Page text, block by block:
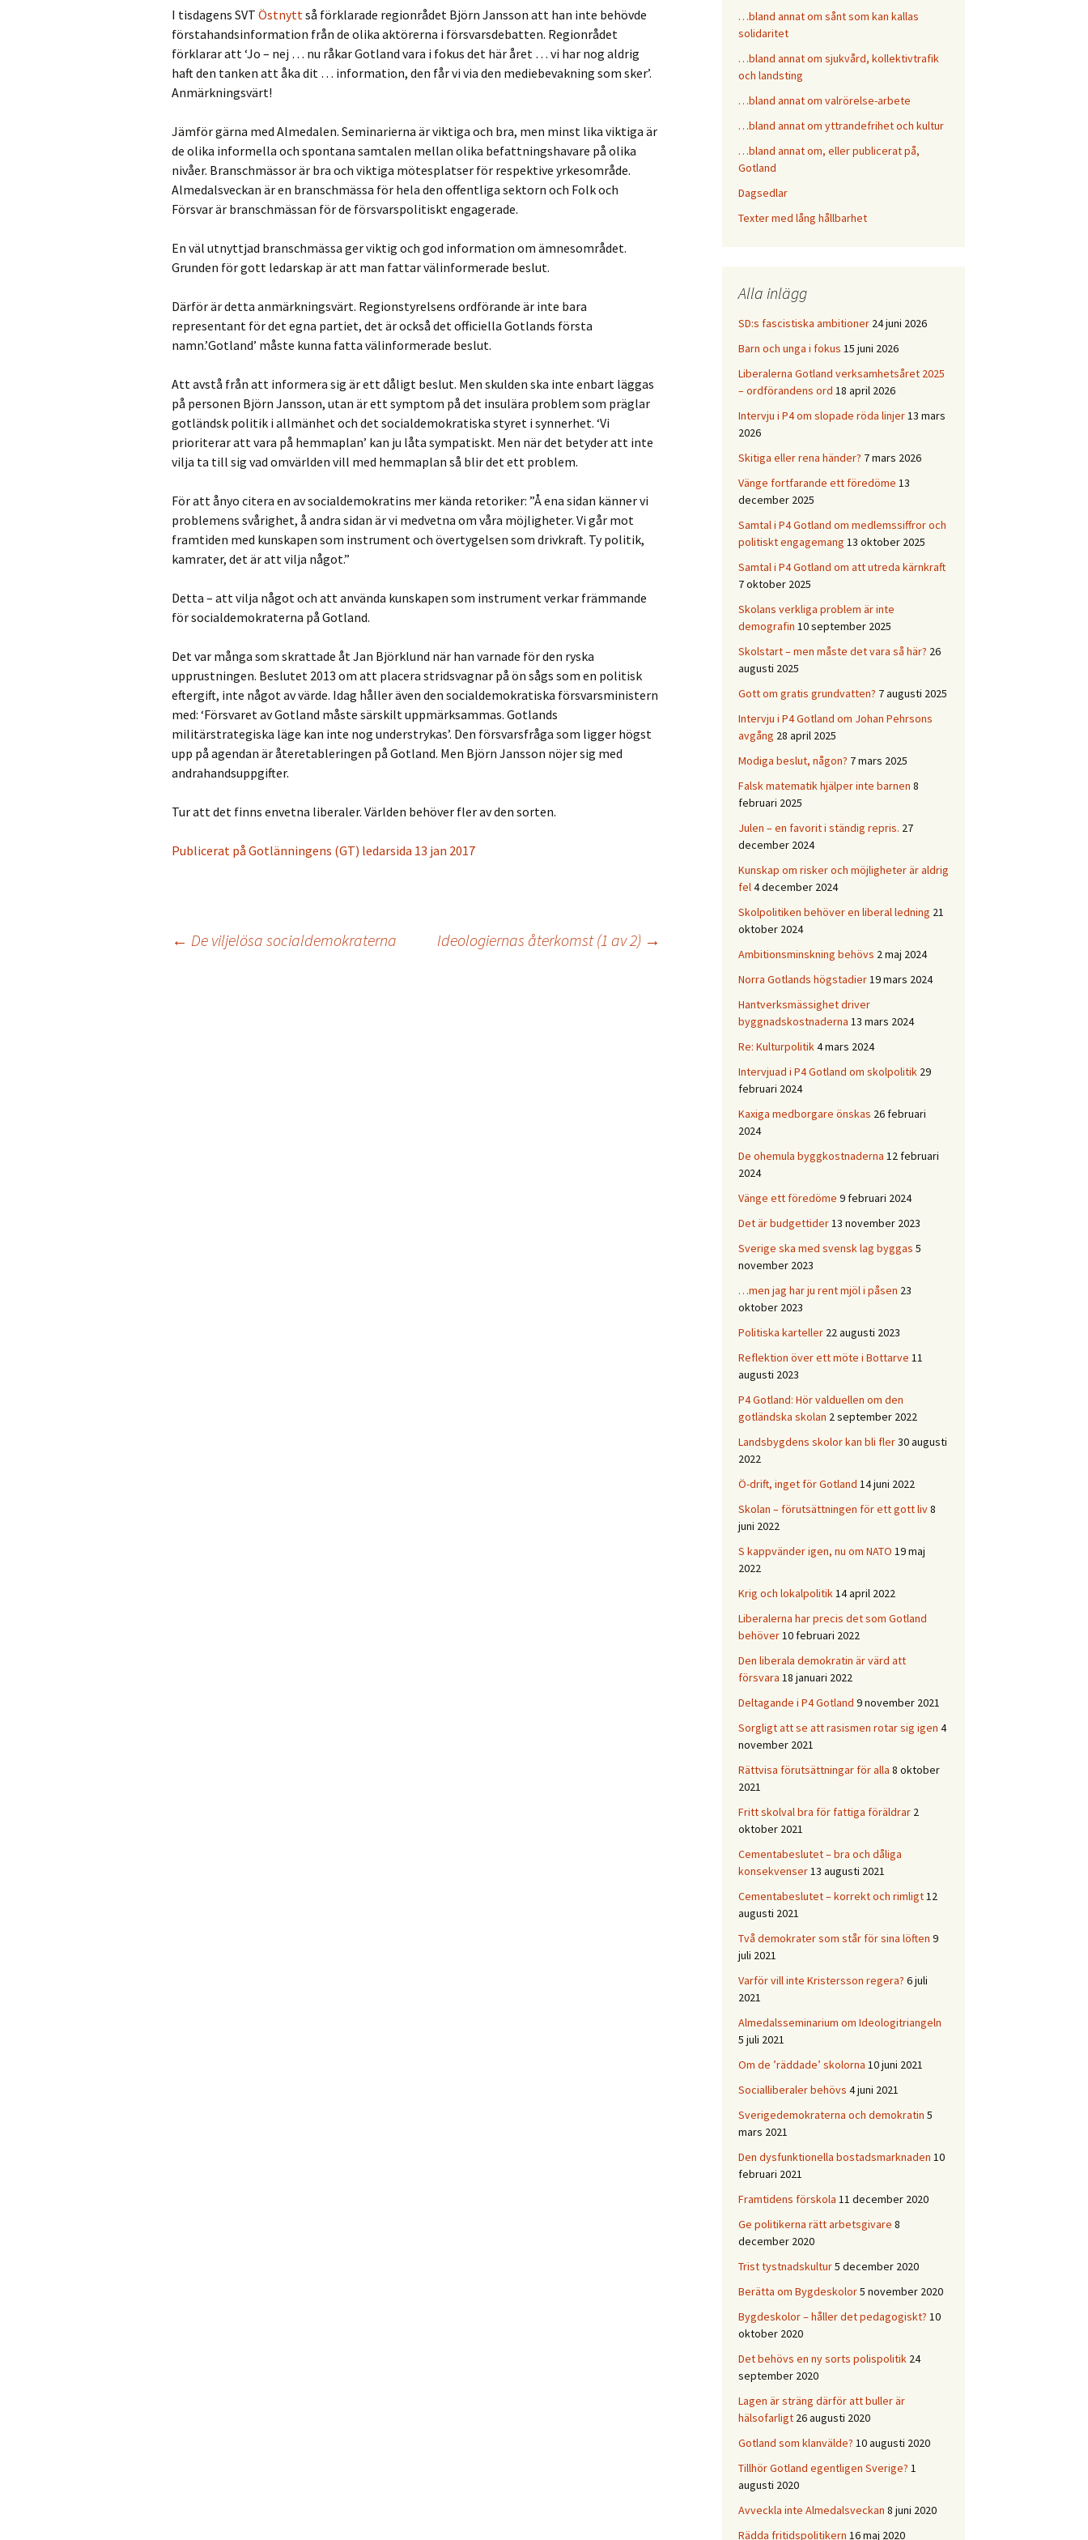
I tisdagens SVT Östnyttså förklarade regionrådet Björn Jansson att han inte behövde
förstahandsinformation från de olika aktörerna i försvarsdebatten. Regionrådet
förklarar att ‘Jo – nej … nu råkar Gotland vara i fokus det här året … vi har nog aldrig
haft den tanken att åka dit … information, den får vi via den mediebevakning som sker’.
Anmärkningsvärt!
Jämför gärna med Almedalen. Seminarierna är viktiga och bra, men minst lika viktiga är
de olika informella och spontana samtalen mellan olika befattningshavare på olika
nivåer. Branschmässor är bra och viktiga mötesplatser för respektive yrkesområde.
Almedalsveckan är en branschmässa för hela den offentliga sektorn och Folk och
Försvar är branschmässan för de försvarspolitiskt engagerade.
En väl utnyttjad branschmässa ger viktig och god information om ämnesområdet.
Grunden för gott ledarskap är att man fattar välinformerade beslut.
Därför är detta anmärkningsvärt. Regionstyrelsens ordförande är inte bara
representant för det egna partiet, det är också det officiella Gotlands första
namn.’Gotland’ måste kunna fatta välinformerade beslut.
Att avstå från att informera sig är ett dåligt beslut. Men skulden ska inte enbart läggas
på personen Björn Jansson, utan är ett symptom på det insulära problem som präglar
gotländsk politik i allmänhet och det socialdemokratiska styret i synnerhet. ‘Vi
prioriterar att vara på hemmaplan’ kan ju låta sympatiskt. Men när det betyder att inte
vilja ta till sig vad omvärlden vill med hemmaplan så blir det ett problem.
För att ånyo citera en av socialdemokratins mer kända retoriker: ”Å ena sidan känner vi
problemens svårighet, å andra sidan är vi medvetna om våra möjligheter. Vi går mot
framtiden med kunskapen som instrument och övertygelsen som drivkraft. Ty politik,
kamrater, det är att vilja något.”
Detta – att vilja något och att använda kunskapen som instrument verkar främmande
för socialdemokraterna på Gotland.
Det var många som skrattade åt Jan Björklund när han varnade för den ryska
upprustningen. Beslutet 2013 om att placera stridsvagnar på ön sågs som en politisk
eftergift, inte något av värde. Idag håller även den socialdemokratiska försvarsministern
med: ‘Försvaret av Gotland måste särskilt uppmärksammas. Gotlands
militärstrategiska läge kan inte nog understrykas’. Den försvarsfråga som ligger högst
upp på agendan är återetableringen på Gotland. Men Björn Jansson nöjer sig med
andrahandsuppgifter.
Tur att det finns envetna liberaler. Världen behöver fler av den sorten.
Publicerat på Gotlänningens (GT) ledarsida 13 jan 2017
← De viljelösa socialdemokraterna Ideologiernas återkomst (1 av 2) →
…bland annat om sånt som kan kallas
solidaritet
…bland annat om sjukvård, kollektivtrafik
och landsting
…bland annat om valrörelse-arbete
…bland annat om yttrandefrihet och kultur
…bland annat om, eller publicerat på,
Gotland
Dagsedlar
Texter med lång hållbarhet
Alla inlägg
SD:s fascistiska ambitioner 24 juni 2026
Barn och unga i fokus 15 juni 2026
Liberalerna Gotland verksamhetsåret 2025
– ordförandens ord 18 april 2026
Intervju i P4 om slopade röda linjer13 mars
2026
Skitiga eller rena händer? 7 mars 2026
Vänge fortfarande ett föredöme 13
december 2025
Samtal i P4 Gotland om medlemssiffror och
politiskt engagemang 13 oktober 2025
Samtal i P4 Gotland om att utreda kärnkraft
7 oktober 2025
Skolans verkliga problem är inte
demografin 10 september 2025
Skolstart – men måste det vara så här? 26
augusti 2025
Gott om gratis grundvatten? 7 augusti 2025
Intervju i P4 Gotland om Johan Pehrsons
avgång 28 april 2025
Modiga beslut, någon? 7 mars 2025
Falsk matematik hjälper inte barnen 8
februari 2025
Julen – en favorit i ständig repris. 27
december 2024
Kunskap om risker och möjligheter är aldrig
fel4 december 2024
Skolpolitiken behöver en liberal ledning 21
oktober 2024
Ambitionsminskning behövs 2 maj 2024
Norra Gotlands högstadier19 mars 2024
Hantverksmässighet driver
byggnadskostnaderna 13 mars 2024
Re: Kulturpolitik4 mars 2024
Intervjuad i P4 Gotland om skolpolitik 29
februari 2024
Kaxiga medborgare önskas 26 februari
2024
De ohemula byggkostnaderna 12 februari
2024
Vänge ett föredöme 9 februari 2024
Det är budgettider13 november 2023
Sverige ska med svensk lag byggas 5
november 2023
…men jag har ju rent mjöl i påsen 23
oktober 2023
Politiska karteller 22 augusti 2023
Reflektion över ett möte i Bottarve 11
augusti 2023
P4 Gotland: Hör valduellen om den
gotländska skolan 2 september 2022
Landsbygdens skolor kan bli fler30 augusti
2022
Ö-drift, inget för Gotland 14 juni 2022
Skolan – förutsättningen för ett gott liv8
juni 2022
S kappvänder igen, nu om NATO 19 maj
2022
Krig och lokalpolitik14 april 2022
Liberalerna har precis det som Gotland
behöver10 februari 2022
Den liberala demokratin är värd att
försvara 18 januari 2022
Deltagande i P4 Gotland 9 november 2021
Sorgligt att se att rasismen rotar sig igen 4
november 2021
Rättvisa förutsättningar för alla 8 oktober
2021
Fritt skolval bra för fattiga föräldrar 2
oktober 2021
Cementabeslutet – bra och dåliga
konsekvenser13 augusti 2021
Cementabeslutet – korrekt och rimligt12
augusti 2021
Två demokrater som står för sina löften 9
juli 2021
Varför vill inte Kristersson regera? 6 juli
2021
Almedalsseminarium om Ideologitriangeln
5 juli 2021
Om de ’räddade’ skolorna 10 juni 2021
Socialliberaler behövs 4 juni 2021
Sverigedemokraterna och demokratin 5
mars 2021
Den dysfunktionella bostadsmarknaden 10
februari 2021
Framtidens förskola 11 december 2020
Ge politikerna rätt arbetsgivare 8
december 2020
Trist tystnadskultur5 december 2020
Berätta om Bygdeskolor5 november 2020
Bygdeskolor – håller det pedagogiskt? 10
oktober 2020
Det behövs en ny sorts polispolitik 24
september 2020
Lagen är sträng därför att buller är
hälsofarligt 26 augusti 2020
Gotland som klanvälde? 10 augusti 2020
Tillhör Gotland egentligen Sverige? 1
augusti 2020
Avveckla inte Almedalsveckan 8 juni 2020
Rädda fritidspolitikern 16 maj 2020